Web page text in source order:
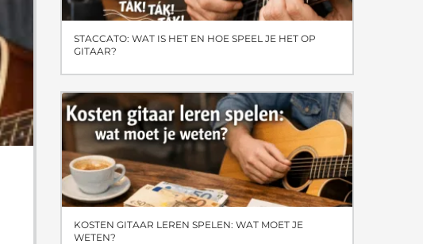
STACCATO: WAT IS HET EN HOE SPEEL JE HET OP
GITAAR?
KOSTEN GITAAR LEREN SPELEN: WAT MOET JE
WETEN?